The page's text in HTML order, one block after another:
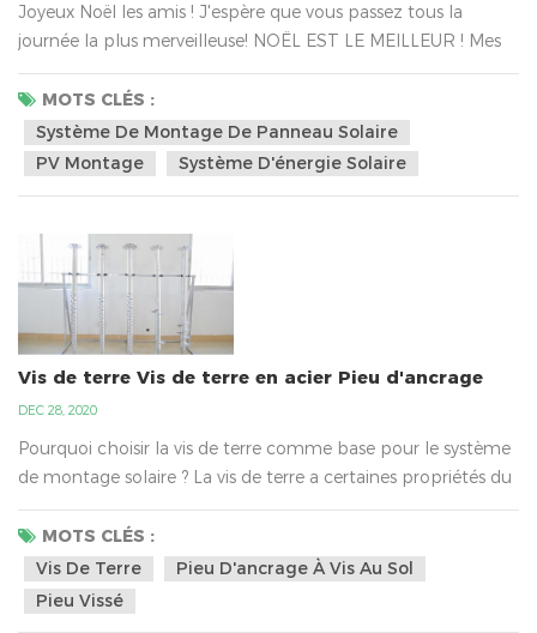
Joyeux Noël les amis ! J'espère que vous passez tous la
journée la plus merveilleuse! NOËL EST LE MEILLEUR ! Mes
collègues reçoivent une énorme livraison de cadeaux du Père
Noël. C'est le Père Noël de Kseng. Xiamen Kseng Metal Tech
Co., Ltd. est la grande famille, nous travaillons ensemble
pour le secteur de l'énergie verte sur le système de montage
MOTS CLÉS :
Système De Montage De Panneau Solaire
PV Montage
Système D'énergie Solaire
Vis de terre Vis de terre en acier Pieu d'ancrage
DEC 28, 2020
Pourquoi choisir la vis de terre comme base pour le système
de montage solaire ? La vis de terre a certaines propriétés du
produit, telles que 1000-3000 mm de longueur, 3-3,5 mm
d'épaisseur, 76 mm de diamètre extérieur et 200 mm et 220
mm de diamètre de bride, etc. Les vis de terre se comparent
à d'autres fondations (béton), elles peuvent être installées
rapidement, solides, légères, peu coûteux, ...
MOTS CLÉS :
Vis De Terre
Pieu D'ancrage À Vis Au Sol
Pieu Vissé